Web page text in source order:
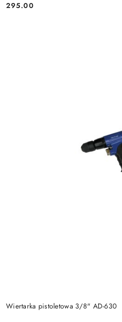
Cena:
295.00
Wiertarka pistoletowa 3/8" AD-630